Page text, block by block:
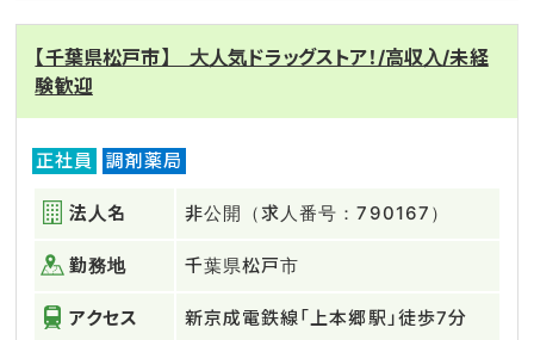
【千葉県松戸市】 大人気ドラッグストア！/高収入/未経
験歓迎
正社員 調剤薬局
法人名 非公開（求人番号：790167）
勤務地 千葉県松戸市
アクセス 新京成電鉄線「上本郷駅」徒歩7分